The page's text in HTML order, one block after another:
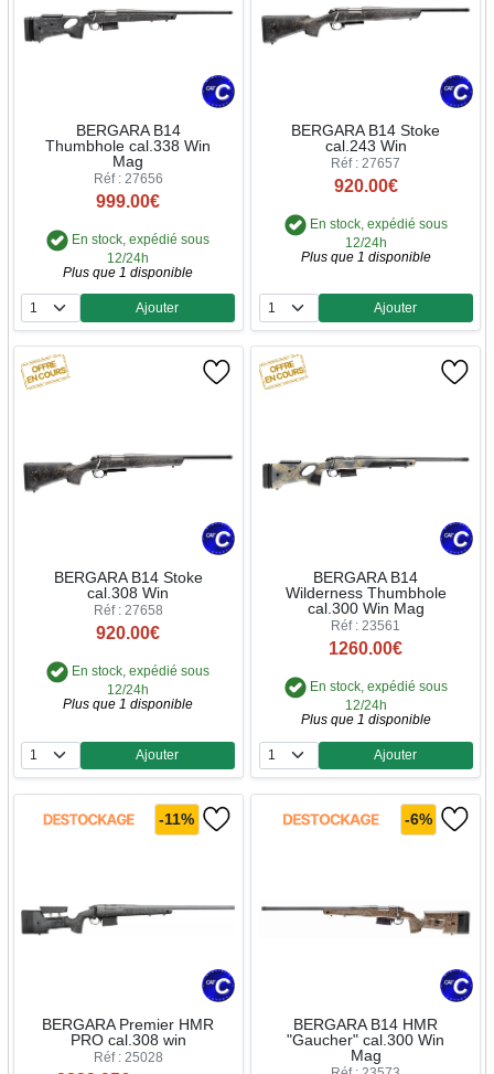
BERGARA B14
Thumbhole cal.338 Win
Mag
Réf : 27656
999.00€
En stock, expédié sous
12/24h
Plus que 1 disponible
Quantité
Ajouter
BERGARA B14 Stoke
cal.243 Win
Réf : 27657
920.00€
En stock, expédié sous
12/24h
Plus que 1 disponible
Quantité
Ajouter
BERGARA B14 Stoke
cal.308 Win
Réf : 27658
920.00€
En stock, expédié sous
12/24h
Plus que 1 disponible
Quantité
Ajouter
BERGARA B14
Wilderness Thumbhole
cal.300 Win Mag
Réf : 23561
1260.00€
En stock, expédié sous
12/24h
Plus que 1 disponible
Quantité
Ajouter
-11%
BERGARA Premier HMR
PRO cal.308 win
Réf : 25028
-6%
BERGARA B14 HMR
"Gaucher" cal.300 Win
Mag